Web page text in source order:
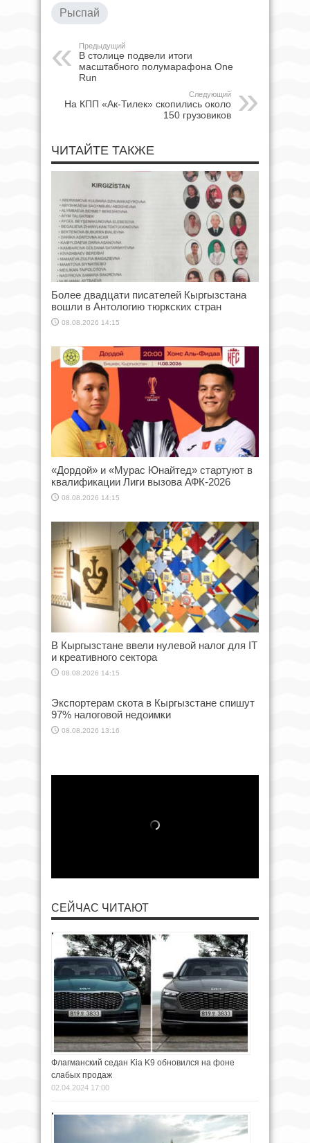
Рыспай
Предыдущий
В столице подвели итоги
масштабного полумарафона One
Run
Следующий
На КПП «Ак-Тилек» скопились около
150 грузовиков
ЧИТАЙТЕ ТАКЖЕ
Более двадцати писателей Кыргызстана
вошли в Антологию тюркских стран
08.08.2026 14:15
«Дордой» и «Мурас Юнайтед» стартуют в
квалификации Лиги вызова АФК-2026
08.08.2026 14:15
В Кыргызстане ввели нулевой налог для IT
и креативного сектора
08.08.2026 14:15
Экспортерам скота в Кыргызстане спишут
97% налоговой недоимки
08.08.2026 13:16
СЕЙЧАС ЧИТАЮТ
Флагманский седан Kia K9 обновился на фоне
слабых продаж
02.04.2024 17:00